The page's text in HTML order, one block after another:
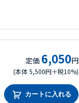
定価 6,050円
(本体 5,500円＋税10%)
カートに入れる